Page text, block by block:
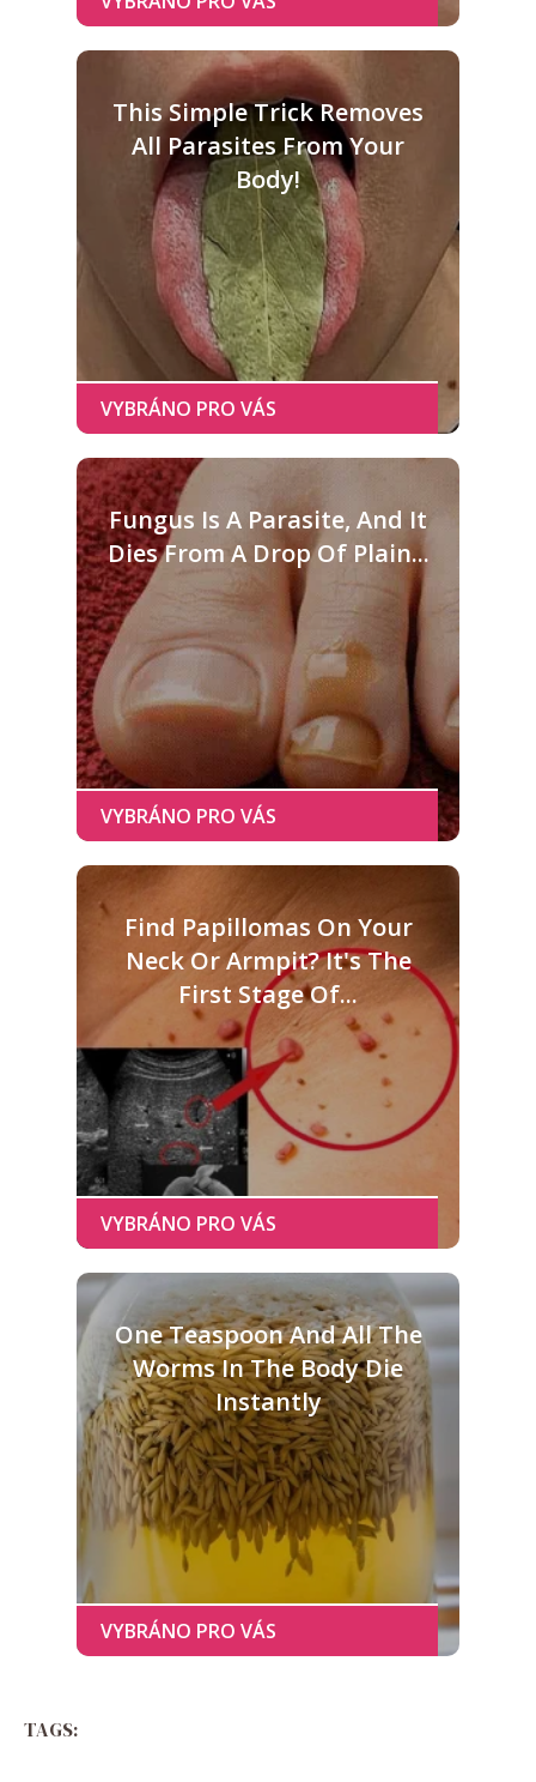
This Simple Trick Removes
All Parasites From Your
Body!
Fungus Is A Parasite, And It
Dies From A Drop Of Plain...
Find Papillomas On Your
Neck Or Armpit? It's The
First Stage Of...
One Teaspoon And All The
Worms In The Body Die
Instantly
TAGS: